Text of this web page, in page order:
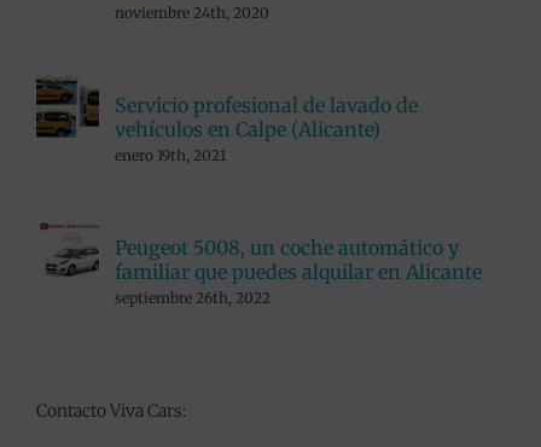
noviembre 24th, 2020
Servicio profesional de lavado de
vehículos en Calpe (Alicante)
enero 19th, 2021
Peugeot 5008, un coche automático y
familiar que puedes alquilar en Alicante
septiembre 26th, 2022
Contacto Viva Cars: